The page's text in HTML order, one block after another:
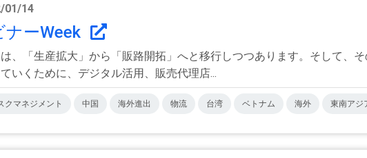
01/14
ナーWeek
、「生産拡大」から「販路開拓」へと移行しつつあります。そして、
いくために、デジタル活用、販売代理店...
クマネジメント 中国 海外進出 物流 台湾 ベトナム 海外 東南アジ